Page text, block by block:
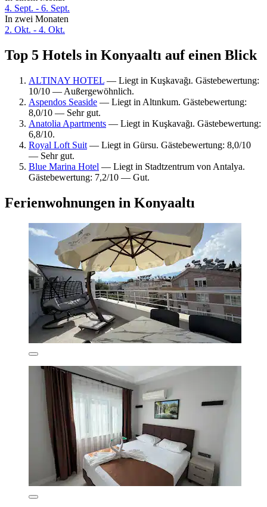
4. Sept. - 6. Sept.
In zwei Monaten
2. Okt. - 4. Okt.
Top 5 Hotels in Konyaaltı auf einen Blick
ALTINAY HOTEL — Liegt in Kuşkavağı. Gästebewertung:
10/10 — Außergewöhnlich.
Aspendos Seaside — Liegt in Altınkum. Gästebewertung:
8,0/10 — Sehr gut.
Anatolia Apartments — Liegt in Kuşkavağı. Gästebewertung:
6,8/10.
Royal Loft Suit — Liegt in Gürsu. Gästebewertung: 8,0/10
— Sehr gut.
Blue Marina Hotel — Liegt in Stadtzentrum von Antalya.
Gästebewertung: 7,2/10 — Gut.
Ferienwohnungen in Konyaaltı